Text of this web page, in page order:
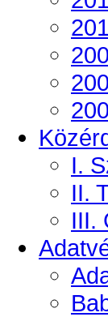
I.
II.
III.